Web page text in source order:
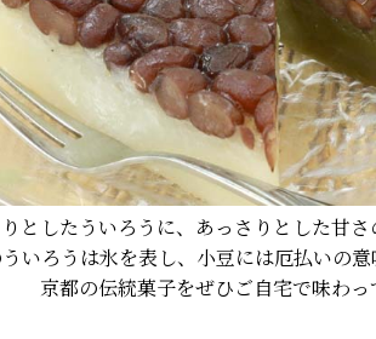
としたういろうに、あっさりとした甘さ
いろうは氷を表し、小豆には厄払いの意
京都の伝統菓子をぜひご自宅で味わっ